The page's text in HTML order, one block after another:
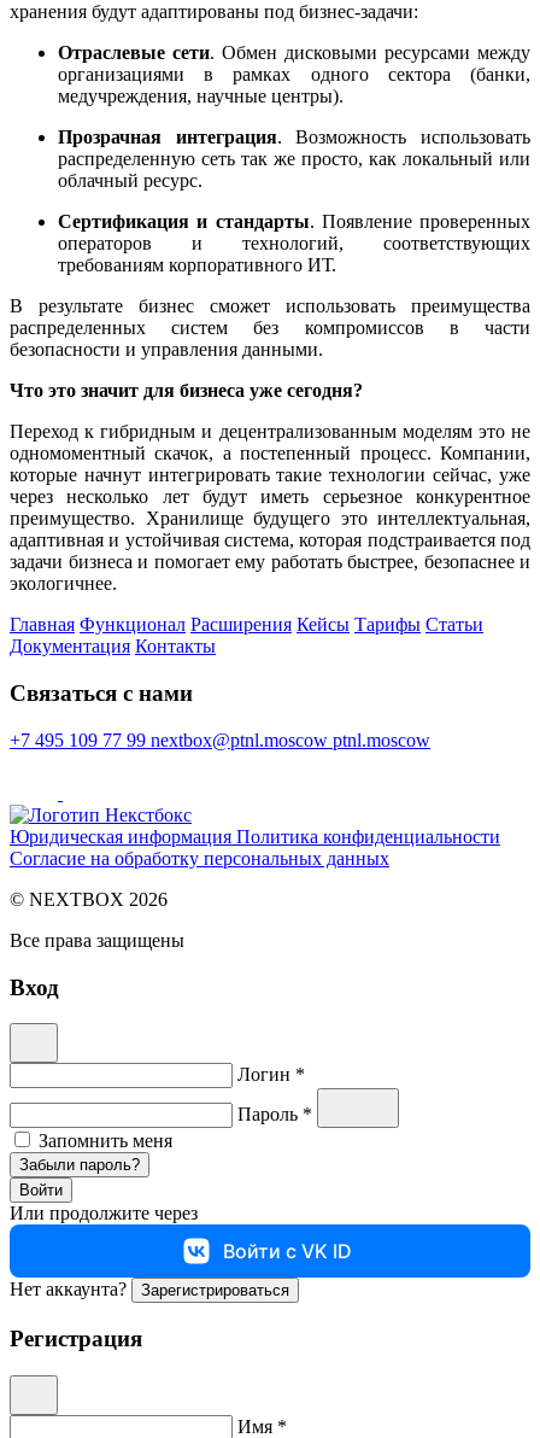
хранения будут адаптированы под бизнес-задачи:
Отраслевые сети. Обмен дисковыми ресурсами между
организациями в рамках одного сектора (банки,
медучреждения, научные центры).
Прозрачная интеграция. Возможность использовать
распределенную сеть так же просто, как локальный или
облачный ресурс.
Сертификация и стандарты. Появление проверенных
операторов и технологий, соответствующих
требованиям корпоративного ИТ.
В результате бизнес сможет использовать преимущества
распределенных систем без компромиссов в части
безопасности и управления данными.
Что это значит для бизнеса уже сегодня?
Переход к гибридным и децентрализованным моделям это не
одномоментный скачок, а постепенный процесс. Компании,
которые начнут интегрировать такие технологии сейчас, уже
через несколько лет будут иметь серьезное конкурентное
преимущество. Хранилище будущего это интеллектуальная,
адаптивная и устойчивая система, которая подстраивается под
задачи бизнеса и помогает ему работать быстрее, безопаснее и
экологичнее.
Главная Функционал Расширения Кейсы Тарифы Статьи
Документация Контакты
Cвязаться с нами
+7 495 109 77 99 nextbox@ptnl.moscow ptnl.moscow
Юридическая информация Политика конфиденциальности
Согласие на обработку персональных данных
© NEXTBOX 2026
Все права защищены
Вход
Логин *
Пароль *
Запомнить меня
Забыли пароль?
Войти
Или продолжите через
Войти с VK ID
Нет аккаунта? Зарегистрироваться
Регистрация
Имя *